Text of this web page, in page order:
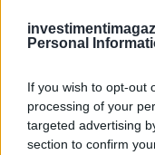
Personal
If you wish to opt-out
processing of your
targeted advertising
section to confirm
Come il settore tech
investire